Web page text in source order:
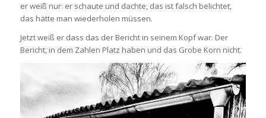
er weiß nur: er schaute und dachte, das ist falsch belichtet,
das hätte man wiederholen müssen.
Jetzt weiß er dass das der Bericht in seinem Kopf war. Der
Bericht, in dem Zahlen Platz haben und das Grobe Korn nicht.